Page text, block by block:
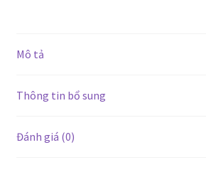
chữ
in
heart!
Mô tả
Thông tin bổ sung
Đánh giá (0)